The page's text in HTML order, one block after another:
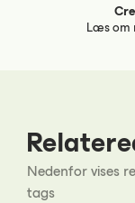
Læs om
Nedenfor vises
tags